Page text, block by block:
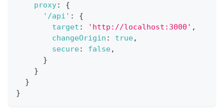
proxy:
{
'/api' :
{
target : 'http://localhost:3000' ,
changeOrigin : true,
secure: false,
}
}
}
}